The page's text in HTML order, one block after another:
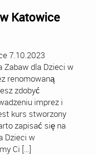
Katowice
7.10.2023
Zabaw dla Dzieci w
renomowaną
zdobyć
imprez i
kurs stworzony
zapisać się na
Dzieci w
Ci […]